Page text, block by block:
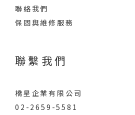
聯絡我們
保固與維修服務
聯繫我們
橋星企業有限公司
02-2659-5581